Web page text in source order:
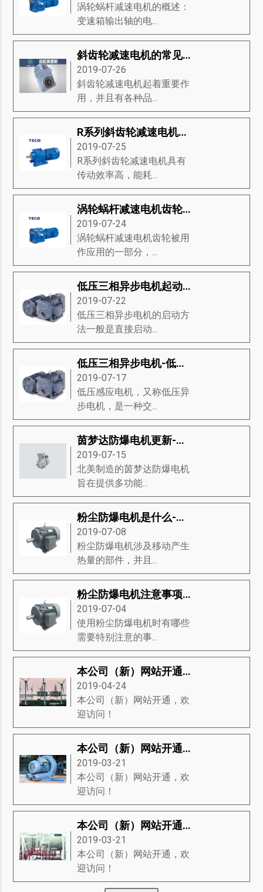
涡轮蜗杆减速电机的概述：
变速箱输出轴的电...
斜齿轮减速电机的常见问题是什么？
2019-07-26
斜齿轮减速电机起着重要作
用，并且有各种品...
R系列斜齿轮减速电机是什么-R系列斜齿轮减速电机的标准、旋转机构、注意事项等知识详解
2019-07-25
R系列斜齿轮减速电机具有
传动效率高，能耗...
涡轮蜗杆减速电机齿轮和锥齿轮的优缺点
2019-07-24
涡轮蜗杆减速电机齿轮被用
作应用的一部分，...
低压三相异步电机起动方法-低压三相异步电机启动方式分类、启动图、启动装置等知识详解
2019-07-22
低压三相异步电机的启动方
法一般是直接启动...
低压三相异步电机-低压三相异步电机的结构和图片
2019-07-17
低压感应电机，又称低压异
步电机，是一种交...
茵梦达防爆电机更新-茵梦达防爆电机的新功能
2019-07-15
北美制造的茵梦达防爆电机​
旨在提供多功能...
粉尘防爆电机是什么-掌握粉尘防爆电机的分类、材料组、重要性等知识详解
2019-07-08
粉尘防爆电机涉及移动产生
热量的部件，并且...
粉尘防爆电机注意事项-粉尘防爆电机的分类、代码字母、防爆类型等知识详解
2019-07-04
使用粉尘防爆电机时有哪些
需要特别注意的事...
本公司（新）网站开通，欢迎访问！
2019-04-24
本公司（新）网站开通，欢
迎访问！
本公司（新）网站开通，欢迎访问！
2019-03-21
本公司（新）网站开通，欢
迎访问！
本公司（新）网站开通，欢迎访问！
2019-03-21
本公司（新）网站开通，欢
迎访问！